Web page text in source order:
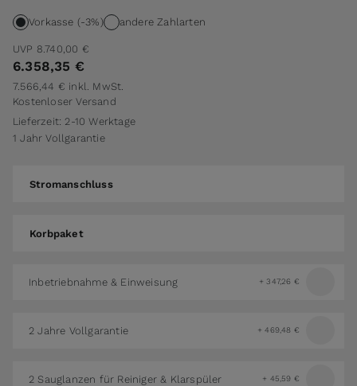
Vorkasse (-3%) andere Zahlarten
UVP 8.740,00 €
6.358,35 €
7.566,44 € inkl. MwSt.
Kostenloser Versand
Lieferzeit: 2-10 Werktage
1 Jahr Vollgarantie
Stromanschluss
Korbpaket
Inbetriebnahme & Einweisung + 347,26 €
2 Jahre Vollgarantie + 469,48 €
2 Sauglanzen für Reiniger & Klarspüler + 45,59 €